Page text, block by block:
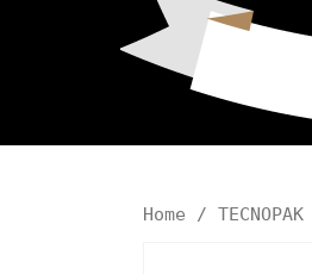
Home /TECNOPAK